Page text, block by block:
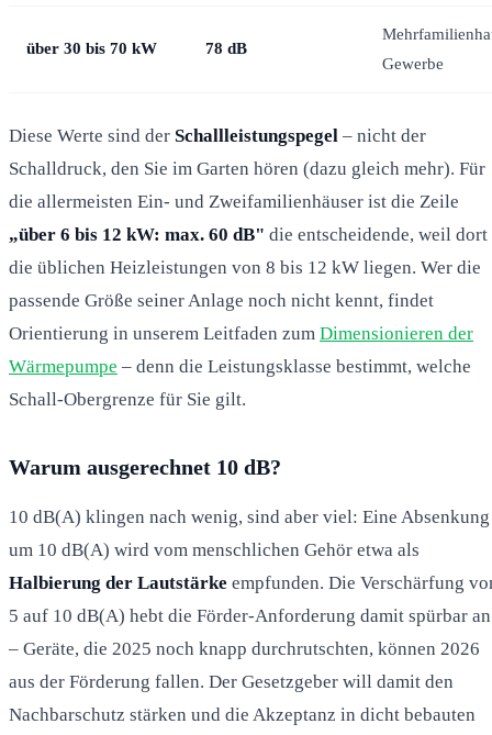
über 30 bis 70 kW 78 dB
Gewerbe
Diese Werte sind der Schallleistungspegel – nicht der
Schalldruck, den Sie im Garten hören (dazu gleich mehr). Für
die allermeisten Ein- und Zweifamilienhäuser ist die Zeile
„über 6 bis 12 kW: max. 60 dB" die entscheidende, weil dort
die üblichen Heizleistungen von 8 bis 12 kW liegen. Wer die
passende Größe seiner Anlage noch nicht kennt, findet
Orientierung in unserem Leitfaden zum Dimensionieren der
Wärmepumpe – denn die Leistungsklasse bestimmt, welche
Schall-Obergrenze für Sie gilt.
Warum ausgerechnet 10 dB?
10 dB(A) klingen nach wenig, sind aber viel: Eine Absenkung
um 10 dB(A) wird vom menschlichen Gehör etwa als
Halbierung der Lautstärke empfunden. Die Verschärfung
5 auf 10 dB(A) hebt die Förder-Anforderung damit spürbar an
– Geräte, die 2025 noch knapp durchrutschten, können 2026
aus der Förderung fallen. Der Gesetzgeber will damit den
Nachbarschutz stärken und die Akzeptanz in dicht bebauten